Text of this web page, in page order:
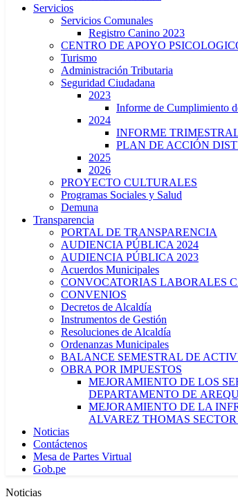
Servicios
Servicios Comunales
Registro Canino 2023
CENTRO DE APOYO
Turismo
Administración Tributaria
Seguridad Ciudadana
2023
Informe de Cumplimiento
2024
INFORME
PLAN DE ACCIÓN
2025
2026
PROYECTO CULTURALES
Programas Sociales y Salud
Demuna
Transparencia
PORTAL DE TRANSPARENCIA
AUDIENCIA PÚBLICA 2024
AUDIENCIA PÚBLICA 2023
Acuerdos Municipales
CONVOCATORIAS LABORALES
CONVENIOS
Decretos de Alcaldía
Instrumentos de Gestión
Resoluciones de Alcaldía
Ordenanzas Municipales
BALANCE SEMESTRAL DE
OBRA POR IMPUESTOS
MEJORAMIENTO DE LOS
DEPARTAMENTO DE
MEJORAMIENTO DE LA
ALVAREZ THOMAS
Noticias
Contáctenos
Mesa de Partes Virtual
Gob.pe
Noticias